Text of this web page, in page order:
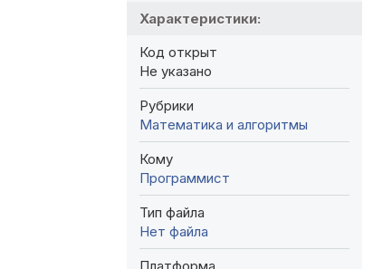
Характеристики:
Код открыт
Не указано
Рубрики
Математика и алгоритмы
Кому
Программист
Тип файла
Нет файла
Платформа